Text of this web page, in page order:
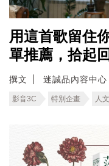
用這首歌留住
單推薦，拾起
撰文 迷誠品內容中心
影音3C 特別企畫 人